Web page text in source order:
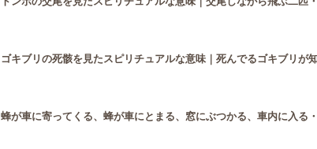
ゴキブリの死骸を見たスピリチュアルな意味｜死んでるゴキブリが
蜂が車に寄ってくる、蜂が車にとまる、窓にぶつかる、車内に入る